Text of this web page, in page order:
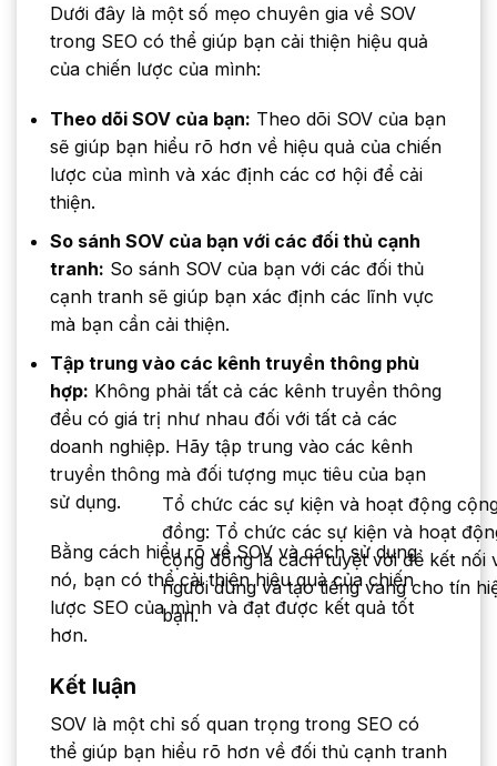
Dưới đây là một số mẹo chuyên gia về SOV
trong SEO có thể giúp bạn cải thiện hiệu quả
của chiến lược của mình:
Theo dõi SOV của bạn: Theo dõi SOV của bạn
sẽ giúp bạn hiểu rõ hơn về hiệu quả của chiến
lược của mình và xác định các cơ hội để cải
thiện.
So sánh SOV của bạn với các đối thủ cạnh
tranh: So sánh SOV của bạn với các đối thủ
cạnh tranh sẽ giúp bạn xác định các lĩnh vực
mà bạn cần cải thiện.
Tập trung vào các kênh truyền thông phù
hợp: Không phải tất cả các kênh truyền thông
đều có giá trị như nhau đối với tất cả các
doanh nghiệp. Hãy tập trung vào các kênh
truyền thông mà đối tượng mục tiêu của bạn
sử dụng.
Bằng cách hiểu rõ về SOV và cách sử dụng
nó, bạn có thể cải thiện hiệu quả của chiến
lược SEO của mình và đạt được kết quả tốt
hơn.
Kết luận
SOV là một chỉ số quan trọng trong SEO có
thể giúp bạn hiểu rõ hơn về đối thủ cạnh tranh
Tổ chức các sự kiện và hoạt động
đồng: Tổ chức các sự kiện và hoạt
cộng đồng là cách tuyệt vời để kết nối
người dùng và tạo tiếng vang cho tín
bạn.